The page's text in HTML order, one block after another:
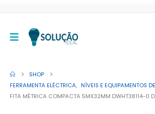
SHOP
FERRAMENTA ELÉCTRICA, NÍVEIS E EQUIPAMENTOS
FITA MÉTRICA COMPACTA 5MX32MM DWHT38114-0